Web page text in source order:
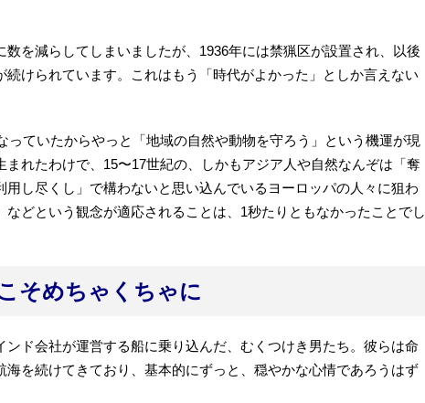
数を減らしてしまいましたが、1936年には禁猟区が設置され、以後
続けられています。これはもう「時代がよかった」としか言えない
っていたからやっと「地域の自然や動物を守ろう」という機運が現
まれたわけで、15〜17世紀の、しかもアジア人や自然なんぞは「奪
用し尽くし」で構わないと思い込んでいるヨーロッパの人々に狙わ
などという観念が適応されることは、1秒たりともなかったことでし
そめちゃくちゃに
ンド会社が運営する船に乗り込んだ、むくつけき男たち。彼らは命
海を続けてきており、基本的にずっと、穏やかな心情であろうはず